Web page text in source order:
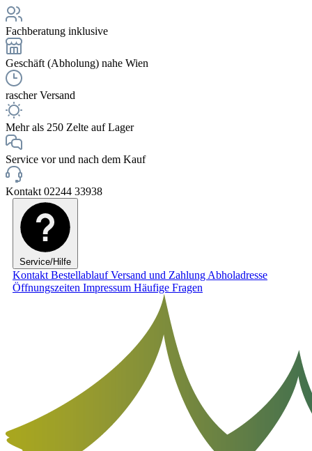
Fachberatung inklusive
Geschäft (Abholung) nahe Wien
rascher Versand
Mehr als 250 Zelte auf Lager
Service vor und nach dem Kauf
Kontakt 02244 33938
Service/Hilfe
Kontakt BestellablaufVersand und Zahlung Abholadresse
Öffnungszeiten Impressum Häufige Fragen